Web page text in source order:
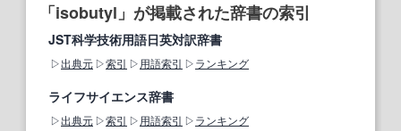
「isobutyl」が掲載された辞書の索引
JST科学技術用語日英対訳辞書
出典元 索引 用語索引 ランキング
ライフサイエンス辞書
出典元 索引 用語索引 ランキング